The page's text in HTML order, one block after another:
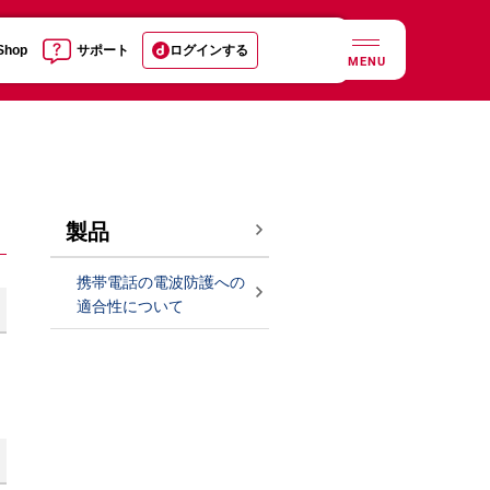
サポート ログインする
MENU
製品
携帯電話の電波防護への
適合性について